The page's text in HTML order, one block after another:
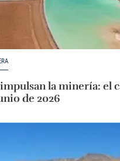
la minería: el
de 2026